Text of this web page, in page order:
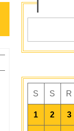
S S R
1 2 3